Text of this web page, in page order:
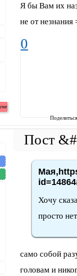
Я бы Вам их
не от незнания
0
Хочу
просто
само собой
головам и